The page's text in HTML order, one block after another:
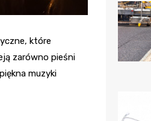
które
zarówno pieśni
muzyki